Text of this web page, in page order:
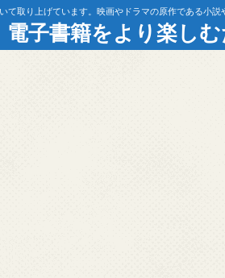
て取り上げています。映画やドラマの原作である小説
電子書籍をより楽し